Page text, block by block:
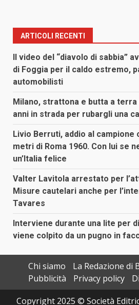
ARTICOLI RECENTI
Il video del “diavolo di sabbia”
di Foggia per il caldo estremo,
automobilisti
Milano, strattona e butta a terra
anni in strada per rubargli una
Livio Berruti, addio al campione
metri di Roma 1960. Con lui se
un’Italia felice
Valter Lavitola arrestato per
Misure cautelari anche per
Tavares
Interviene durante una lite per
viene colpito da un pugno in
Chi siamo
La Redazione di
Pubblicità
Privacy policy
Copyright 2025 © Società